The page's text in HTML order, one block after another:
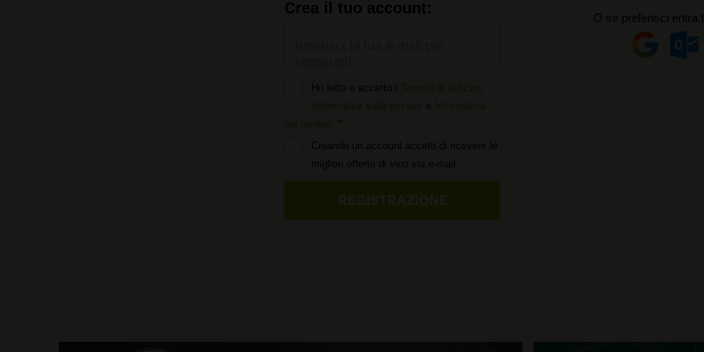
Crea il tuo account:
Ho letto e accetto i
Creando un account accetti di ricevere le
migliori offerte di vino via e-mail.
O se preferisci entra